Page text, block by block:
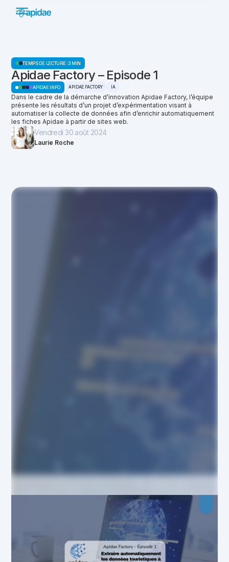
TEMPS DE LECTURE :3 MIN
Apidae Factory – Episode 1
APIDAE INFO APIDAE FACTORY IA
Dans le cadre de la démarche d’innovation Apidae Factory, l’équipe
présente les résultats d’un projet d’expérimentation visant à
automatiser la collecte de données afin d’enrichir automatiquement
les fiches Apidae à partir de sites web.
Vendredi 30 août 2024
Laurie Roche